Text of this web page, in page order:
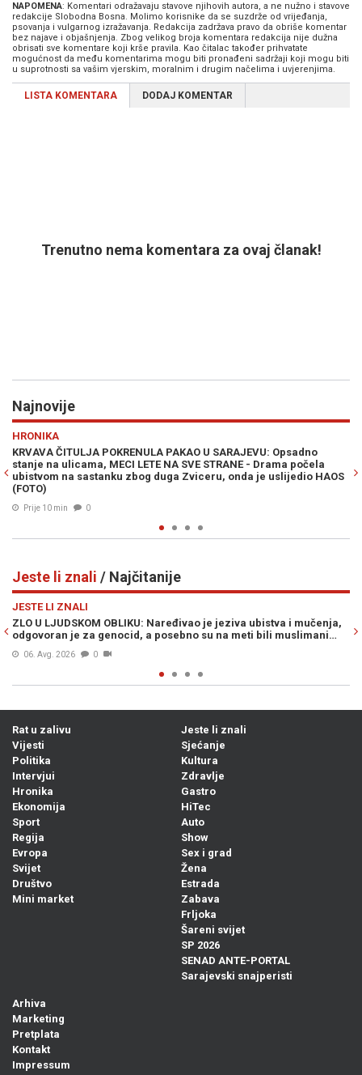
NAPOMENA: Komentari odražavaju stavove njihovih autora, a ne nužno i stavove
redakcije Slobodna Bosna. Molimo korisnike da se suzdrže od vrijeđanja,
psovanja i vulgarnog izražavanja. Redakcija zadržava pravo da obriše komentar
bez najave i objašnjenja. Zbog velikog broja komentara redakcija nije dužna
obrisati sve komentare koji krše pravila. Kao čitalac također prihvatate
mogućnost da među komentarima mogu biti pronađeni sadržaji koji mogu biti
u suprotnosti sa vašim vjerskim, moralnim i drugim načelima i uvjerenjima.
LISTA KOMENTARA DODAJ KOMENTAR
Trenutno nema komentara za ovaj članak!
Najnovije
Opsadno
- Drama počela
je uslijedio HAOS
BODIROGA U GLAVU: "Cvijanovićka za počasnog
Panami imenovala Fatiha Kola — osobu
kartelom „Tito i Dino“, u čijem je društvu uživao i
Jeste li znali / Najčitanije
ubistva i mučenja,
bili muslimani…
ZLO IZ SRBIJE: Od ruke ove žene umirali su kao
kako je postala prvi masovni ubica u regiji…
Rat u zalivu
Vijesti
Politika
Intervjui
Hronika
Ekonomija
Sport
Regija
Evropa
Svijet
Društvo
Mini market
Jeste li znali
Sjećanje
Kultura
Zdravlje
Gastro
HiTec
Auto
Show
Sex i grad
Žena
Estrada
Zabava
Frljoka
Šareni svijet
SP 2026
SENAD ANTE-PORTAL
Sarajevski snajperisti
Arhiva
Marketing
Pretplata
Kontakt
Impressum